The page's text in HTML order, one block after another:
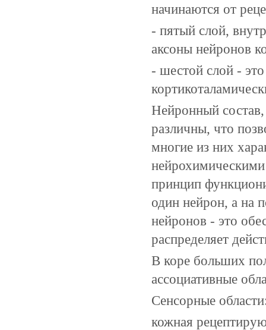
начинаются от
- пятый слой,
аксоны нейронов
- шестой слой -
Нейронный состав,
различны, что
многие из них
принцип
один нейрон, а на
нейронов - это
распределяет
В коре больших
ассоциативные
Сенсорные
кожная